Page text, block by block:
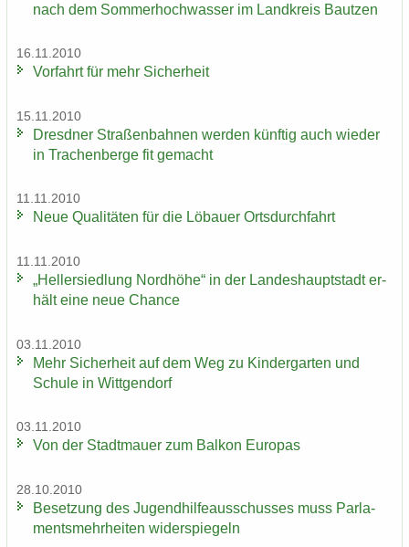
nach dem Som­mer­hoch­was­ser im Land­kreis Baut­zen
16.11.2010
Vor­fahrt für mehr Si­cher­heit
15.11.2010
Dresd­ner Stra­ßen­bah­nen wer­den künf­tig auch wie­der
in Tra­chen­ber­ge fit ge­macht
11.11.2010
Neue Qua­li­tä­ten für die Lö­bau­er Orts­durch­fahrt
11.11.2010
„Hel­ler­sied­lung Nord­hö­he“ in der Lan­des­haupt­stadt er­
hält eine neue Chan­ce
03.11.2010
Mehr Si­cher­heit auf dem Weg zu Kin­der­gar­ten und
Schu­le in Witt­gen­dorf
03.11.2010
Von der Stadt­mau­er zum Bal­kon Eu­ro­pas
28.10.2010
Be­set­zung des Ju­gend­hil­fe­aus­schus­ses muss Par­la­
ments­mehr­hei­ten wi­der­spie­geln